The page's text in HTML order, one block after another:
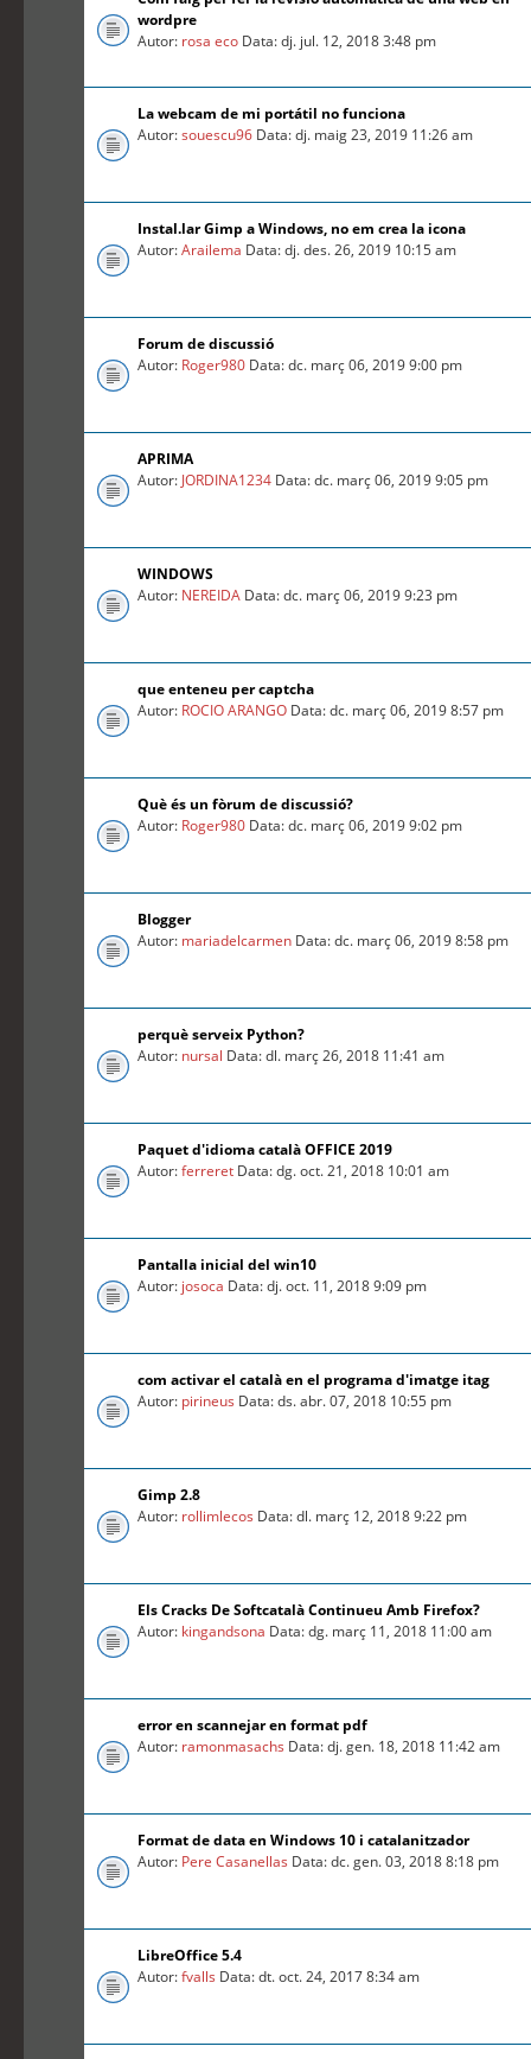
wordpre
Autor: rosa eco Data: dj. jul. 12, 2018 3:48 pm
La webcam de mi portátil no funciona
Autor:souescu96 Data: dj. maig 23, 2019 11:26 am
Instal.lar Gimp a Windows, no em crea la icona
Autor:Arailema Data: dj. des. 26, 2019 10:15 am
Forum de discussió
Autor: Roger980 Data: dc. març 06, 2019 9:00 pm
APRIMA
Autor: JORDINA1234 Data: dc. març 06, 2019 9:05 pm
WINDOWS
Autor: NEREIDA Data: dc. març 06, 2019 9:23 pm
que enteneu per captcha
Autor: ROCIO ARANGO Data: dc. març 06, 2019 8:57 pm
Què és un fòrum de discussió?
Autor: Roger980 Data: dc. març 06, 2019 9:02 pm
Blogger
Autor: mariadelcarmen Data: dc. març 06, 2019 8:58 pm
perquè serveix Python?
Autor: nursal Data: dl. març 26, 2018 11:41 am
Paquet d'idioma català OFFICE 2019
Autor:ferreret Data: dg. oct. 21, 2018 10:01 am
Pantalla inicial del win10
Autor: josoca Data: dj. oct. 11, 2018 9:09 pm
com activar el català en el programa d'imatge itag
Autor: pirineus Data: ds. abr. 07, 2018 10:55 pm
Gimp 2.8
Autor: rollimlecos Data: dl. març 12, 2018 9:22 pm
Els Cracks De Softcatalà Continueu Amb Firefox?
Autor: kingandsona Data: dg. març 11, 2018 11:00 am
error en scannejar en format pdf
Autor: ramonmasachs Data: dj. gen. 18, 2018 11:42 am
Format de data en Windows 10 i catalanitzador
Autor: Pere Casanellas Data: dc. gen. 03, 2018 8:18 pm
LibreOffice 5.4
Autor:fvalls Data: dt. oct. 24, 2017 8:34 am